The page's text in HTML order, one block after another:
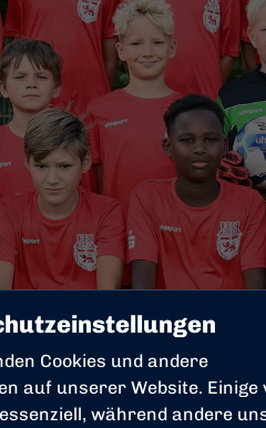
Cookies und andere
auf unserer Website. Einige
während andere